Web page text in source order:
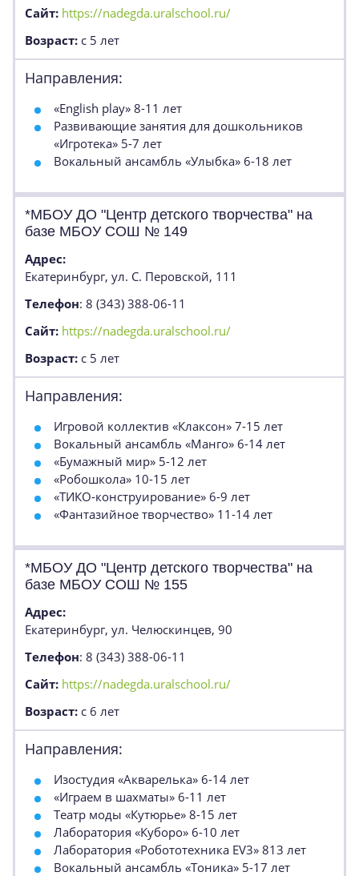
Сайт: https://nadegda.uralschool.ru/
Возраст: с 5 лет
Направления:
«English play» 8-11 лет
Развивающие занятия для дошкольников
«Игротека» 5-7 лет
Вокальный ансамбль «Улыбка» 6-18 лет
*МБОУ ДО "Центр детского творчества" на
базе МБОУ СОШ № 149
Адрес:
Екатеринбург, ул. С. Перовской, 111
Телефон: 8 (343) 388-06-11
Сайт: https://nadegda.uralschool.ru/
Возраст: с 5 лет
Направления:
Игровой коллектив «Клаксон» 7-15 лет
Вокальный ансамбль «Манго» 6-14 лет
«Бумажный мир» 5-12 лет
«Робошкола» 10-15 лет
«ТИКО-конструирование» 6-9 лет
«Фантазийное творчество» 11-14 лет
*МБОУ ДО "Центр детского творчества" на
базе МБОУ СОШ № 155
Адрес:
Екатеринбург, ул. Челюскинцев, 90
Телефон: 8 (343) 388-06-11
Сайт: https://nadegda.uralschool.ru/
Возраст: с 6 лет
Направления:
Изостудия «Акварелька» 6-14 лет
«Играем в шахматы» 6-11 лет
Театр моды «Кутюрье» 8-15 лет
Лаборатория «Куборо» 6-10 лет
Лаборатория «Робототехника EV3» 813 лет
Вокальный ансамбль «Тоника» 5-17 лет